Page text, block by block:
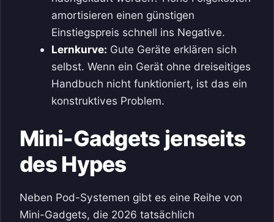
amortisieren einen günstigen
Einstiegspreis schnell ins Negative.
Lernkurve: Gute Geräte erklären sich
selbst. Wenn ein Gerät ohne dreiseitiges
Handbuch nicht funktioniert, ist das ein
konstruktives Problem.
Mini-Gadgets jenseits
des Hypes
Neben Pod-Systemen gibt es eine Reihe von
Mini-Gadgets, die 2026 tatsächlich